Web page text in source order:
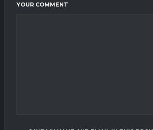
YOUR COMMENT